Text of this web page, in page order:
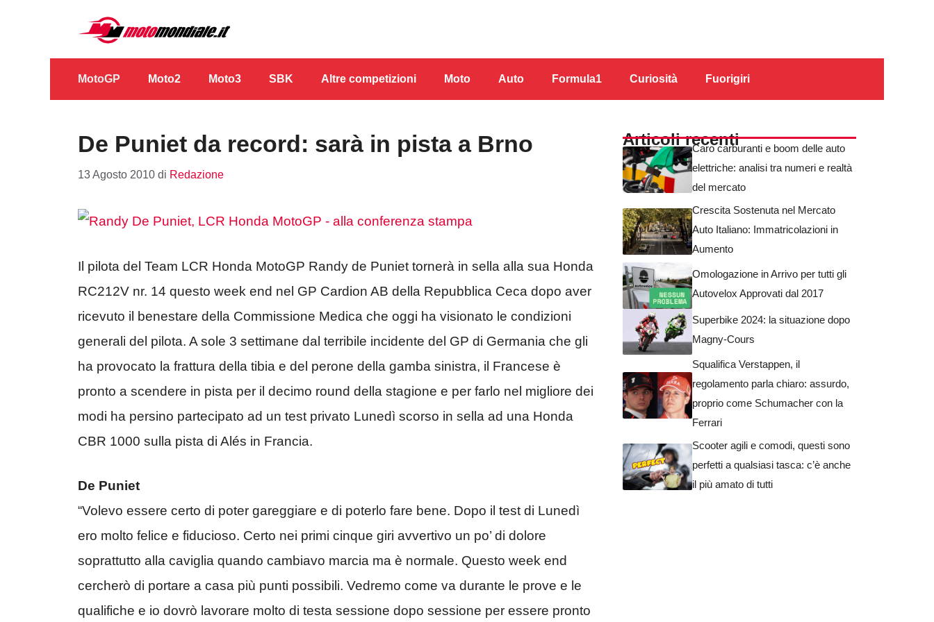
contenuto
MotoGP Moto2 Moto3 SBK Altre competizioni Moto Auto Formula1 Curiosità Fuorigiri
De Puniet da record: sarà in pista a Brno
13 Agosto 2010 di Redazione
Il pilota del Team LCR Honda MotoGP Randy de Puniet tornerà in sella alla sua Honda
RC212V nr. 14 questo week end nel GP Cardion AB della Repubblica Ceca dopo aver
ricevuto il benestare della Commissione Medica che oggi ha visionato le condizioni
generali del pilota. A sole 3 settimane dal terribile incidente del GP di Germania che gli
ha provocato la frattura della tibia e del perone della gamba sinistra, il Francese è
pronto a scendere in pista per il decimo round della stagione e per farlo nel migliore dei
modi ha persino partecipato ad un test privato Lunedì scorso in sella ad una Honda
CBR 1000 sulla pista di Alés in Francia.
De Puniet
“Volevo essere certo di poter gareggiare e di poterlo fare bene. Dopo il test di Lunedì
ero molto felice e fiducioso. Certo nei primi cinque giri avvertivo un po’ di dolore
soprattutto alla caviglia quando cambiavo marcia ma è normale. Questo week end
cercherò di portare a casa più punti possibili. Vedremo come va durante le prove e le
qualifiche e io dovrò lavorare molto di testa sessione dopo sessione per essere pronto
Articoli recentiCaro carburanti e boom delle auto
elettriche: analisi tra numeri e realtà
del mercato
Crescita Sostenuta nel Mercato
Auto Italiano: Immatricolazioni in
Aumento
Omologazione in Arrivo per tutti gli
Autovelox Approvati dal 2017
Superbike 2024: la situazione dopo
Magny-Cours
Squalifica Verstappen, il
regolamento parla chiaro: assurdo,
proprio come Schumacher con la
Ferrari
Scooter agili e comodi, questi sono
perfetti a qualsiasi tasca: c’è anche
il più amato di tutti